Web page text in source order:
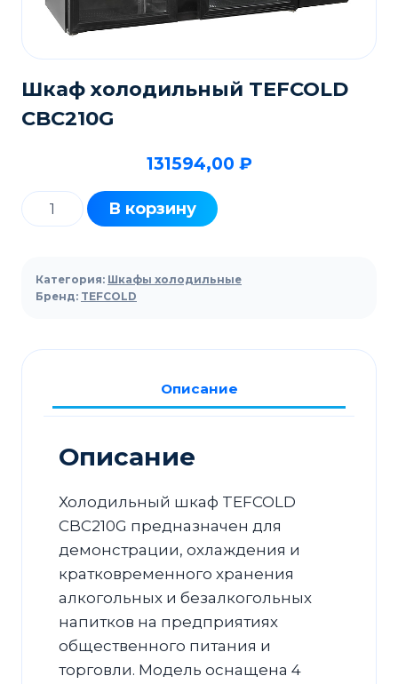
Шкаф холодильный TEFCOLD
CBC210G
131594,00 ₽
Количество
товара
холодильный
TEFCOLD
В корзину
Категория: Шкафы холодильные
Бренд: TEFCOLD
Описание
Описание
Холодильный шкаф TEFCOLD
CBC210G предназначен для
демонстрации, охлаждения и
кратковременного хранения
алкогольных и безалкогольных
напитков на предприятиях
общественного питания и
торговли. Модель оснащена 4